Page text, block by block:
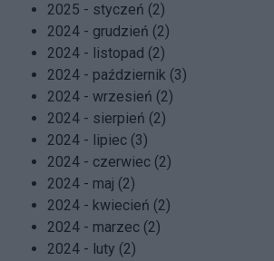
2025 - styczeń (2)
2024 - grudzień (2)
2024 - listopad (2)
2024 - październik (3)
2024 - wrzesień (2)
2024 - sierpień (2)
2024 - lipiec (3)
2024 - czerwiec (2)
2024 - maj (2)
2024 - kwiecień (2)
2024 - marzec (2)
2024 - luty (2)